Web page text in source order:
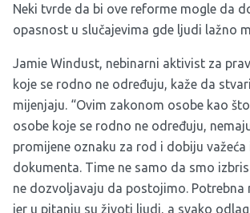
Neki tvrde da bi ove reforme mogle da
opasnost u slučajevima gde ljudi lažno
Jamie Windust, nebinarni aktivist za
koje se rodno ne određuju, kaže da
mijenjaju. “Ovim zakonom osobe kao
osobe koje se rodno ne određuju,
promijene oznaku za rod i dobiju važeća
dokumenta. Time ne samo da smo
ne dozvoljavaju da postojimo. Potrebna
jer u pitanju su životi ljudi, a svako